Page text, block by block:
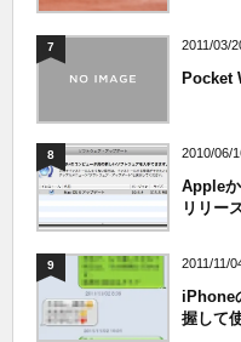
7 2011/03/
Pocket
8 2010/06/
Apple
リリー
9 2011/11/
iPhone
握して